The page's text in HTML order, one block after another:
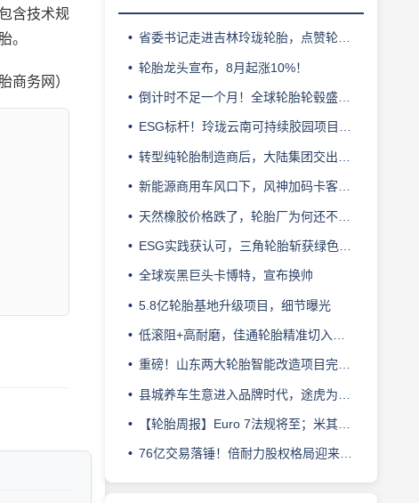
含技术规
。
商务网）
省委书记走进吉林玲珑轮胎，点赞轮胎智造标杆
轮胎龙头宣布，8月起涨10%！
倒计时不足一个月！全球轮胎轮毂盛会即将登陆上海！
ESG标杆！玲珑云南可持续胶园项目获评最佳实践
转型纯轮胎制造商后，大陆集团交出亮眼业绩
新能源商用车风口下，风神加码卡客车胎产能
天然橡胶价格跌了，轮胎厂为何还不敢“松口气”？
ESG实践获认可，三角轮胎斩获绿色发展典范企业奖
全球炭黑巨头卡博特，宣布换帅
5.8亿轮胎基地升级项目，细节曝光
低滚阻+高耐磨，佳通轮胎精准切入新能源轻卡赛道
重磅！山东两大轮胎智能改造项目完成备案
县城养车生意进入品牌时代，途虎为何此时加码“万镇万店”？
【轮胎周报】Euro 7法规将至；米其林上半年营收超千亿；倍耐力上半年盈利稳增；龙星炭黑斩获欧洲近万吨订单
76亿交易落锤！倍耐力股权格局迎来重塑